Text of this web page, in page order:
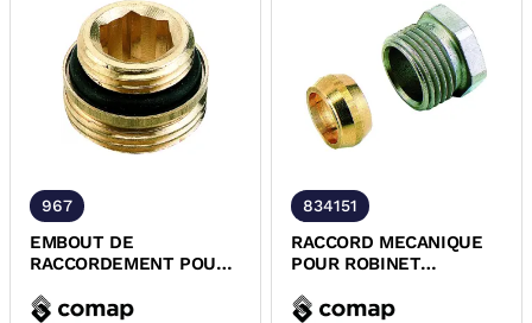
967
EMBOUT DE
RACCORDEMENT POUR
COMAP
834151
RACCORD MECANIQUE
POUR ROBINET
COMAP